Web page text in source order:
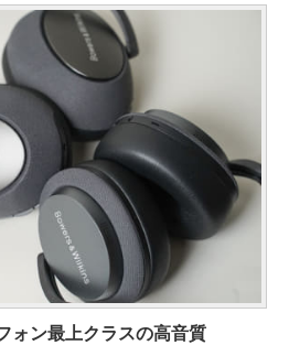
ォン最上クラスの高音質